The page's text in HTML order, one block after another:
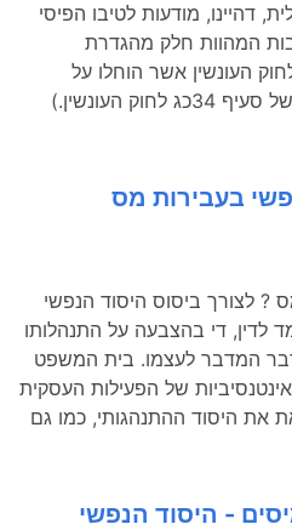
דהיינו, מודעות לטיבו הפיסי
המהוות חלק מהגדרת
19 ו-20 (א) לחוק העונשין אשר הוחלו על
עבירת ההסדר הכובל מכוחו של סעיף 34כג לחוק העונשין.)
בעבירות מס
מהו היסוד הנפשי בעבירות מס ? לצורך ביסוס היסוד הנפשי
לדין, די בהצבעה על התנהלותו
הסרבנית מול רשות המס, כדבר המדבר לעצמו. בית המשפט
של הפעילות העסקית
את היסוד ההתנהגותי, כמו גם
- היסוד הנפשי